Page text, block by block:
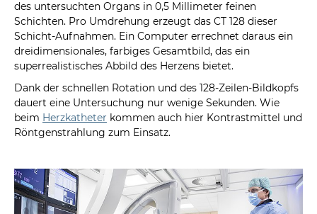
des untersuchten Organs in 0,5 Millimeter feinen
Schichten. Pro Umdrehung erzeugt das CT 128 dieser
Schicht-Aufnahmen. Ein Computer errechnet daraus ein
dreidimensionales, farbiges Gesamtbild, das ein
superrealistisches Abbild des Herzens bietet.
Dank der schnellen Rotation und des 128-Zeilen-Bildkopfs
dauert eine Untersuchung nur wenige Sekunden. Wie
beim Herzkatheter kommen auch hier Kontrastmittel und
Röntgenstrahlung zum Einsatz.